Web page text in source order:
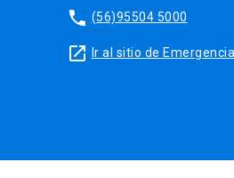
phone (56)95504 5000
launch Ir al sitio de